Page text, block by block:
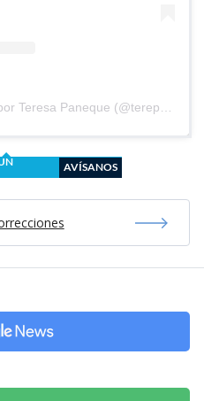
Una publicación compartida por Teresa Paneque (@terepaneque)
AVÍSANOS